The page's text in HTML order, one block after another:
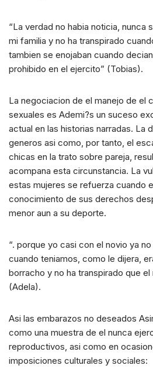
“La verdad no habia noticia, nunca
mi familia y no ha transpirado
tambien se enojaban cuando
prohibido en el ejercito” (Tobias).
La negociacion de el manejo de el
sexuales es Ademi?s un suceso
actual en las historias narradas. La
generos asi­ como, por tanto, el
chicas en la trato sobre pareja,
acompana esta circunstancia. La
estas mujeres se refuerza cuando
conocimiento de sus derechos
menor aun a su deporte.
“. porque yo casi con el novio ya
cuando teniamos, como le dijera,
borracho y no ha transpirado que el
(Adela).
Asi las embarazos no deseados
como una muestra de el nunca
reproductivos, asi­ como en
imposiciones culturales y sociales: